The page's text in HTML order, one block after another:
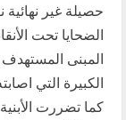
حصيلة غير
الضحايا تحت
المبنى
الكبيرة التي
كما تضررت